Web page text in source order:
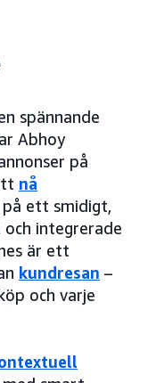
spännande
Abhoy
på
nå
på ett smidigt,
integrerade
är ett
kundresan –
och varje